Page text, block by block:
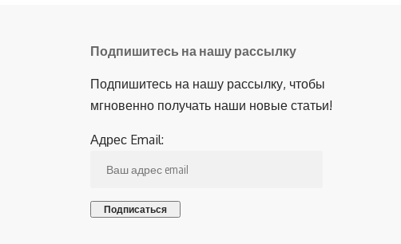
Подпишитесь на нашу рассылку
Подпишитесь на нашу рассылку, чтобы
мгновенно получать наши новые статьи!
Адрес Email: